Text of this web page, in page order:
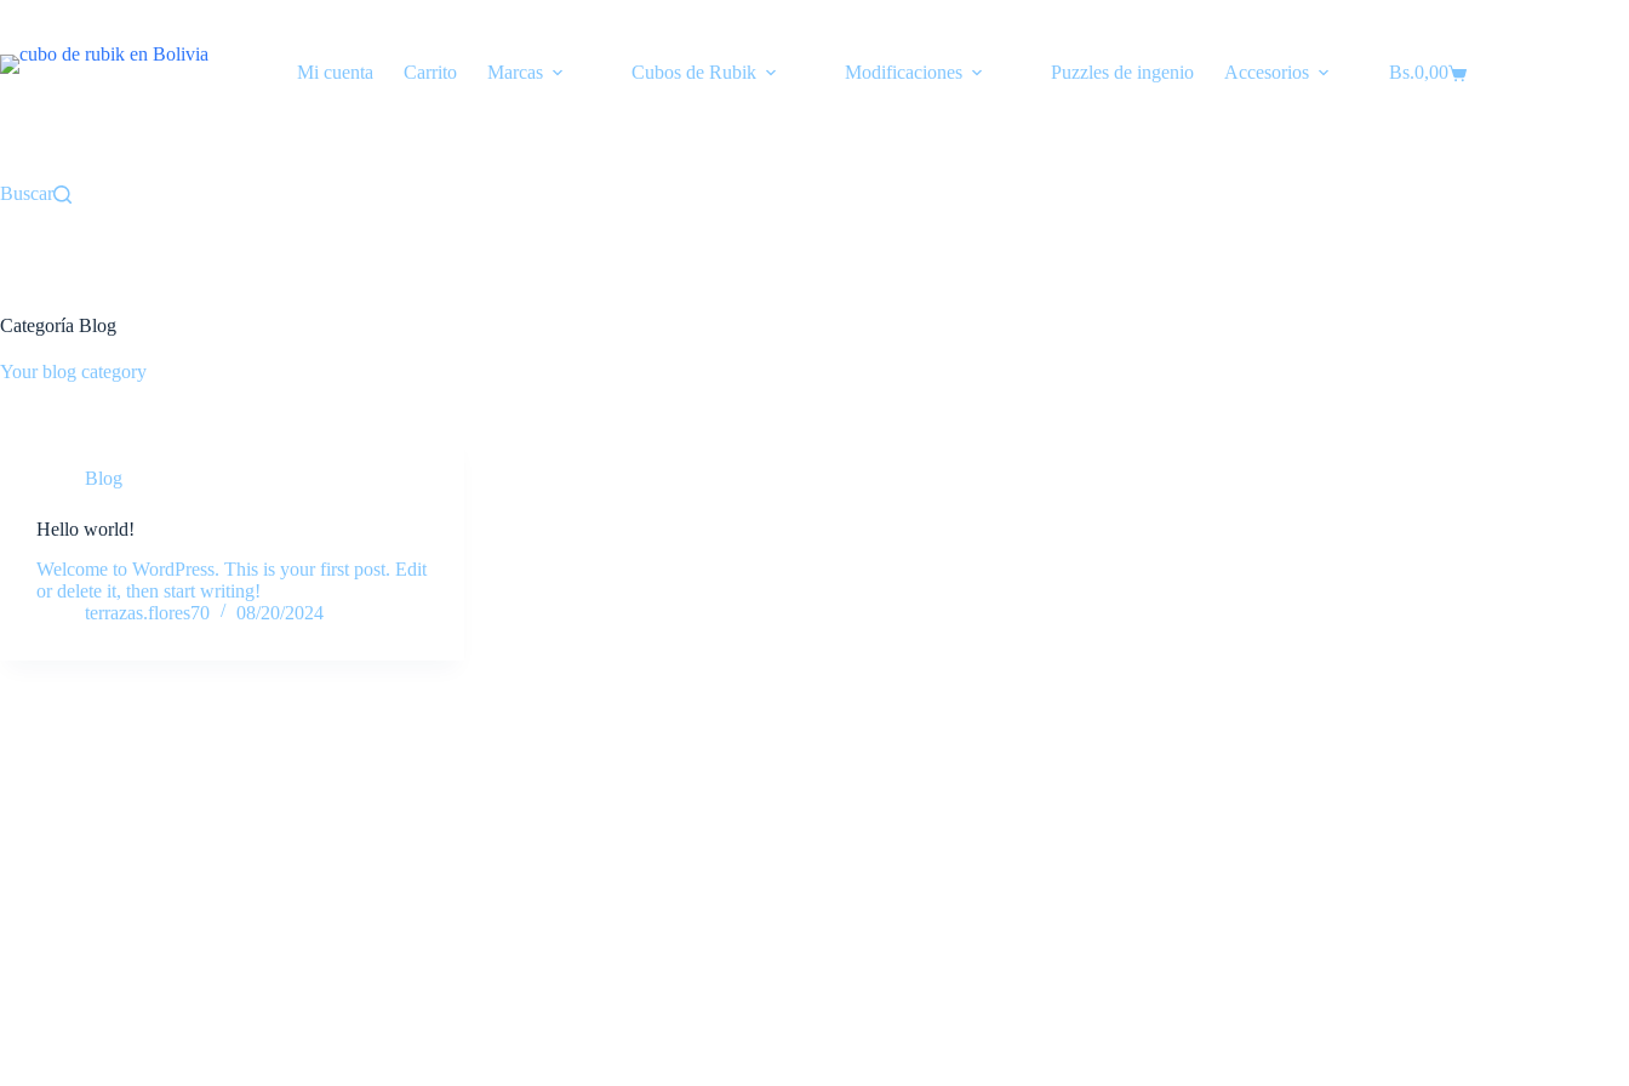
contenido
Mi cuenta
Carrito Marcas Cubos de Rubik Modificaciones Puzzles de ingenio Accesorios Lubricantes
Carro
Bs.0,00
Buscar
Categoría Blog
Your blog category
Blog
Hello world!
Welcome to WordPress. This is your first post. Edit
or delete it, then start writing!
terrazas.flores70
08/20/2024